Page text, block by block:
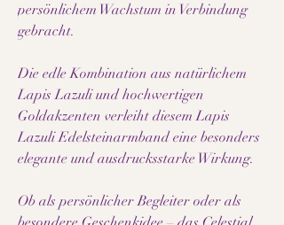
persönlichem Wachstum in Verbindung
gebracht.
Die edle Kombination aus natürlichem
Lapis Lazuli und hochwertigen
Goldakzenten verleiht diesem Lapis
Lazuli Edelsteinarmband eine besonders
elegante und ausdrucksstarke Wirkung.
Ob als persönlicher Begleiter oder als